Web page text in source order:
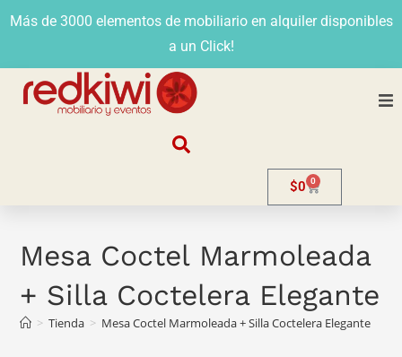
Más de 3000 elementos de mobiliario en alquiler disponibles
a un Click!
Venta
$0 0
Mesa Coctel Marmoleada
+ Silla Coctelera Elegante
> Tienda > Mesa Coctel Marmoleada + Silla Coctelera Elegante